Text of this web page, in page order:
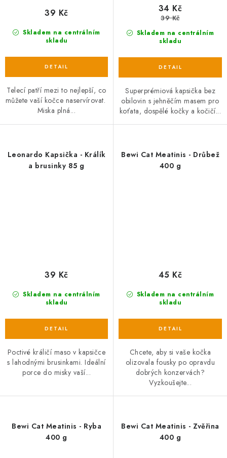
Skladem na centrálním
skladu
39 Kč
Telecí patří mezi to nejlepší, co
můžete vaší kočce naservírovat.
Miska plná...
Skladem na centrálním
skladu
34 Kč
39 Kč
Superprémiová kapsička bez
obilovin s jehněčím masem pro
koťata, dospělé kočky a kočičí...
Leonardo Kapsička - Králík
a brusinky 85 g
Skladem na centrálním
skladu
39 Kč
Poctivé králičí maso v kapsičce
s lahodnými brusinkami. Ideální
porce do misky vaší...
Bewi Cat Meatinis - Drůbež
400 g
Skladem na centrálním
skladu
45 Kč
Chcete, aby si vaše kočka
olizovala fousky po opravdu
dobrých konzervách?
Vyzkoušejte...
Bewi Cat Meatinis - Ryba
400 g
Bewi Cat Meatinis - Zvěřina
400 g